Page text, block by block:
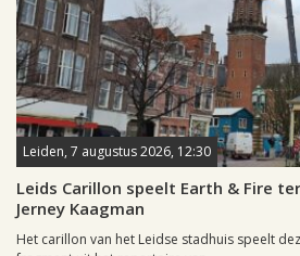
Leiden, 7 augustus 2026, 12:30
Leids Carillon speelt Earth & Fire
Jerney Kaagman
Het carillon van het Leidse stadhuis speelt